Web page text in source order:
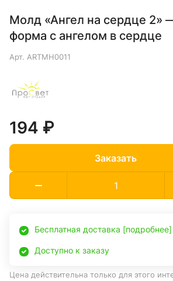
Молд «Ангел на сердце 2»
форма с ангелом в сердце
Арт. ARTMH0011
194 ₽
Заказать
Бесплатная доставка [подробнее]
Доступно к заказу
Цена действительна только для этого